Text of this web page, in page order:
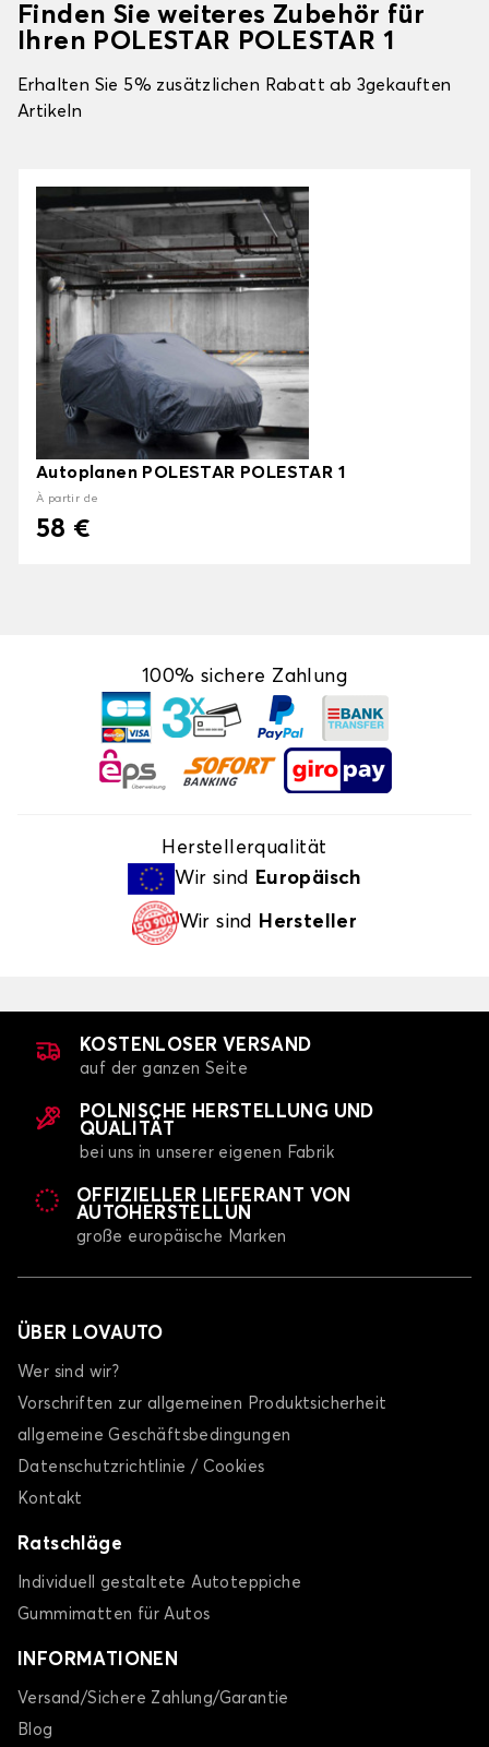
Finden Sie weiteres Zubehör für
Ihren POLESTAR POLESTAR 1
Erhalten Sie 5% zusätzlichen Rabatt ab 3gekauften
Artikeln
Autoplanen POLESTAR POLESTAR 1
À partir de
58 €
100% sichere Zahlung
Herstellerqualität
Wir sind
Europäisch
Wir sind Hersteller
KOSTENLOSER VERSAND
auf der ganzen Seite
POLNISCHE HERSTELLUNG UND
QUALITÄT
bei uns in unserer eigenen Fabrik
OFFIZIELLER LIEFERANT VON
AUTOHERSTELLUN
große europäische Marken
ÜBER LOVAUTO
Wer sind wir?
Vorschriften zur allgemeinen Produktsicherheit
allgemeine Geschäftsbedingungen
Datenschutzrichtlinie / Cookies
Kontakt
Ratschläge
Individuell gestaltete Autoteppiche
Gummimatten für Autos
INFORMATIONEN
Versand/Sichere Zahlung/Garantie
Blog